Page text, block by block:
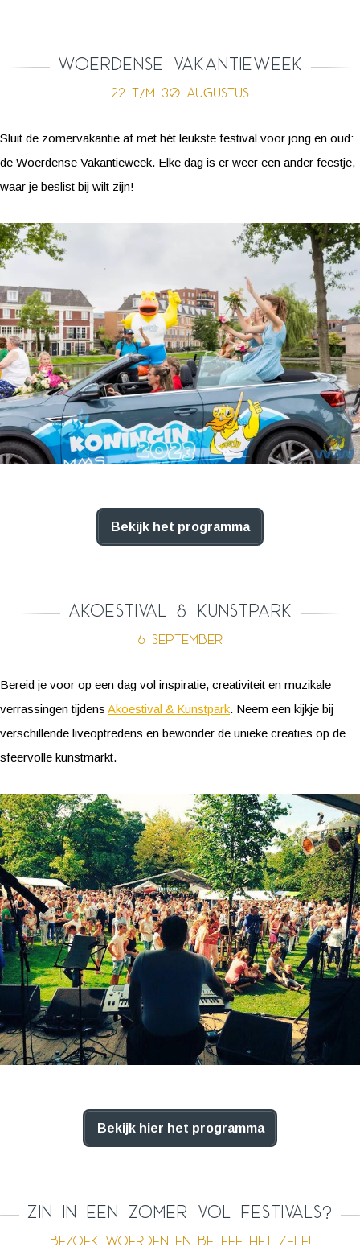
Woerdense Vakantieweek
22 t/m 30 augustus
Sluit de zomervakantie af met hét leukste festival voor jong en oud:
de Woerdense Vakantieweek. Elke dag is er weer een ander feestje,
waar je beslist bij wilt zijn!
Bekijk het programma
Akoestival & Kunstpark
6 september
Bereid je voor op een dag vol inspiratie, creativiteit en muzikale
verrassingen tijdens Akoestival & Kunstpark. Neem een kijkje bij
verschillende liveoptredens en bewonder de unieke creaties op de
sfeervolle kunstmarkt.
Bekijk hier het programma
Zin in een zomer vol festivals?
Bezoek Woerden en beleef het zelf!